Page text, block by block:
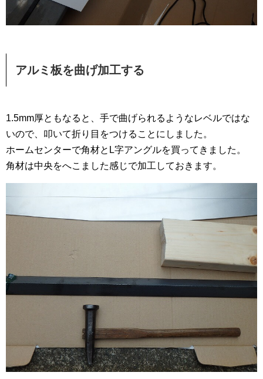
アルミ板を曲げ加工する
1.5mm厚ともなると、手で曲げられるようなレベルではな
いので、叩いて折り目をつけることにしました。
ホームセンターで角材とL字アングルを買ってきました。
角材は中央をへこました感じで加工しておきます。